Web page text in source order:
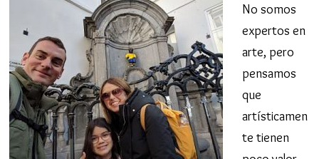
No somos
expertos en
arte, pero
pensamos
que
artísticamen
te tienen